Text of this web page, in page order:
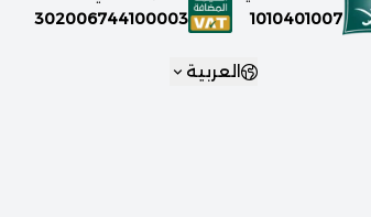
1010401007
302006744100003
العربية